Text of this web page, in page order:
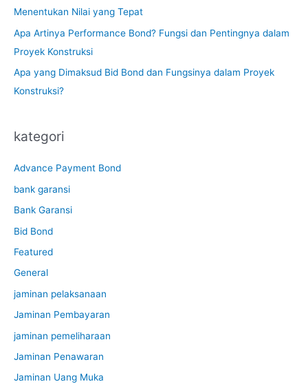
Menentukan Nilai yang Tepat
Apa Artinya Performance Bond? Fungsi dan Pentingnya dalam
Proyek Konstruksi
Apa yang Dimaksud Bid Bond dan Fungsinya dalam Proyek
Konstruksi?
kategori
Advance Payment Bond
bank garansi
Bank Garansi
Bid Bond
Featured
General
jaminan pelaksanaan
Jaminan Pembayaran
jaminan pemeliharaan
Jaminan Penawaran
Jaminan Uang Muka